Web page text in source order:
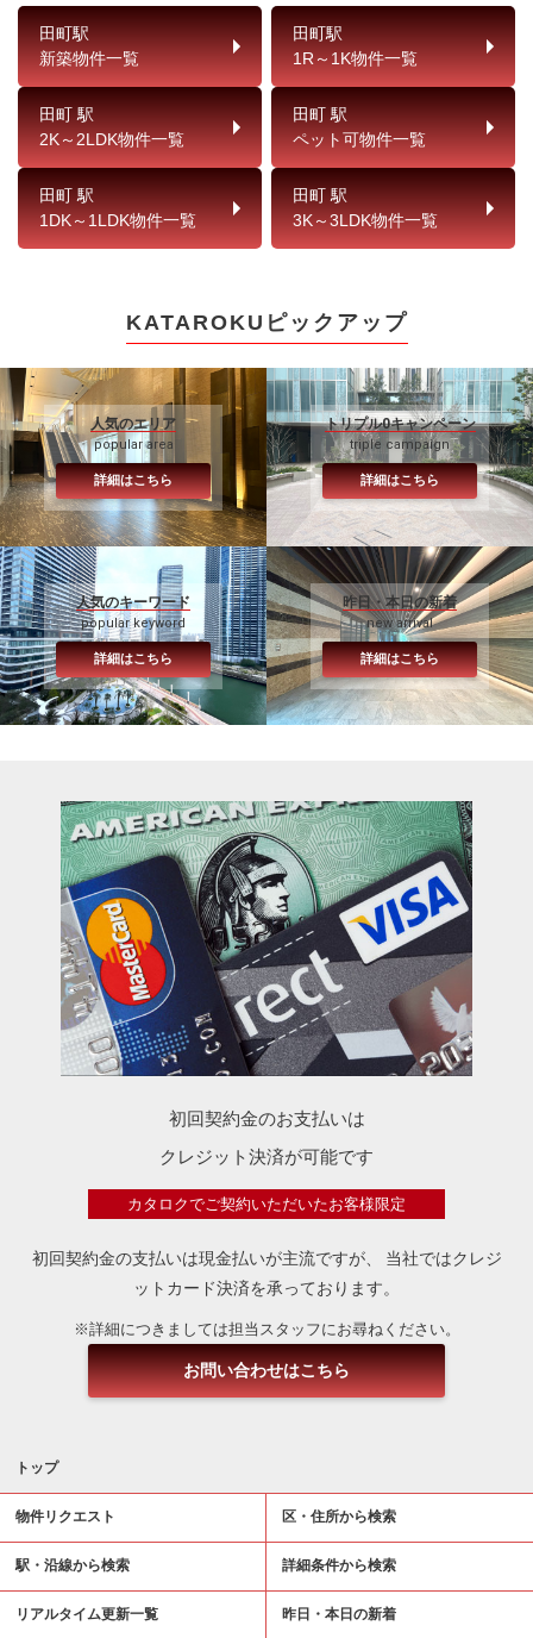
田町駅
新築物件一覧
田町駅
1R～1K物件一覧
田町 駅
2K～2LDK物件一覧
田町 駅
ペット可物件一覧
田町 駅
1DK～1LDK物件一覧
田町 駅
3K～3LDK物件一覧
KATAROKUピックアップ
人気のエリア
popular area
詳細はこちら
トリプル0キャンペーン
triple campaign
詳細はこちら
人気のキーワード
popular keyword
詳細はこちら
昨日・本日の新着
new arrival
詳細はこちら
初回契約金のお支払いは
クレジット決済が可能です
カタロクでご契約いただいたお客様限定
初回契約金の支払いは現金払いが主流ですが、
当社ではクレジ
ットカード決済を承っております。
※詳細につきましては担当スタッフにお尋ねください。
お問い合わせはこちら
トップ
物件リクエスト 区・住所から検索
駅・沿線から検索 詳細条件から検索
リアルタイム更新一覧 昨日・本日の新着